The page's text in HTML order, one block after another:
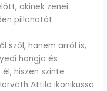
akinek zenei
pillanatát.
szól, hanem arról is,
hangja és
hiszen szinte
Attila ikonikussá